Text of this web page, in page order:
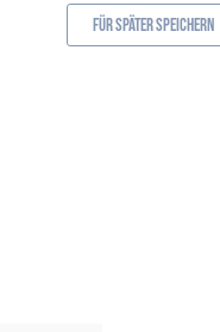
Für später speichern